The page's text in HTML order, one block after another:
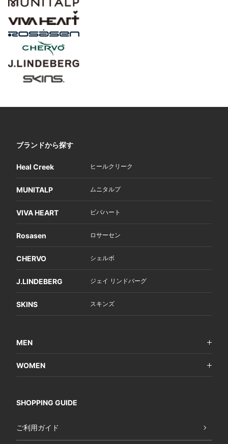
ブランドから探す
Heal Creek ヒールクリーク
MUNITALP ムニタルプ
VIVA HEART ビバハート
Rosasen ロサーセン
CHERVO シェルボ
J.LINDEBERG ジェイ リンドバーグ
SKINS スキンズ
MEN
WOMEN
SHOPPING GUIDE
ご利用ガイド